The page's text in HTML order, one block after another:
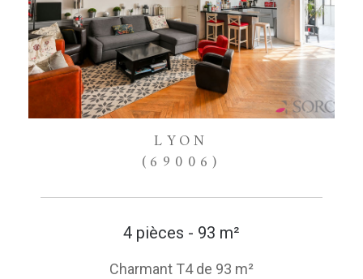
LYON
(69006)
4 pièces - 93 m²
Charmant T4 de 93 m²